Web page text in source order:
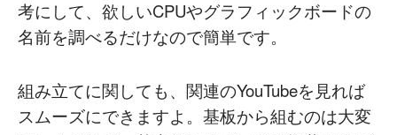
考にして、欲しいCPUやグラフィックボードの
名前を調べるだけなので簡単です。
組み立てに関しても、関連のYouTubeを見れば
スムーズにできますよ。基板から組むのは大変